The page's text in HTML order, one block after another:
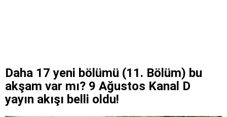
Daha 17 yeni bölümü (11. Bölüm) bu
akşam var mı? 9 Ağustos Kanal D
yayın akışı belli oldu!